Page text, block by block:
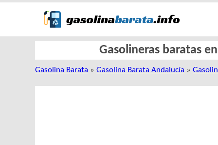
Gasolineras baratas
Gasolina Barata » Gasolina Barata Andalucía »